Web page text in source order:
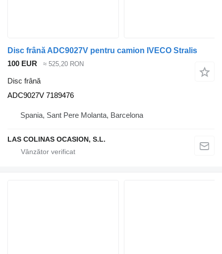
Disc frână ADC9027V pentru camion IVECO Stralis
100 EUR
≈ 525,20 RON
Disc frână
ADC9027V 7189476
Spania, Sant Pere Molanta, Barcelona
LAS COLINAS OCASION, S.L.